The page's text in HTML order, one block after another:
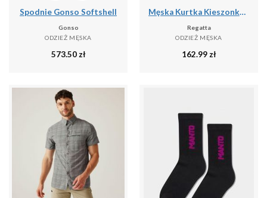
Spodnie Gonso Softshell
Gonso
ODZIEŻ MĘSKA
573.50zł
Męska Kurtka Kieszonkowa + Worek Pack It III
Regatta
ODZIEŻ MĘSKA
162.99zł